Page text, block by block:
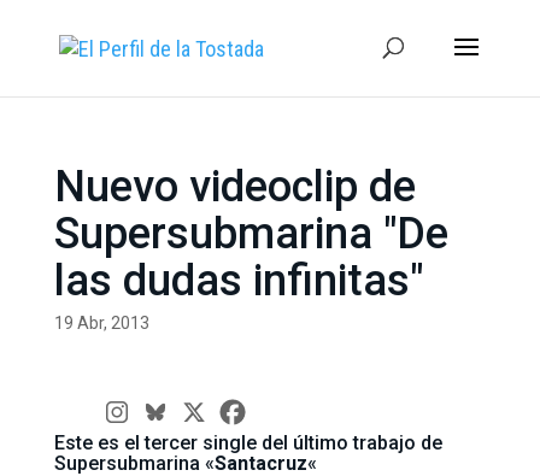
Nuevo videoclip de
Supersubmarina "De
las dudas infinitas"
19 Abr, 2013
Este es el tercer single del último trabajo de
Supersubmarina «Santacruz«